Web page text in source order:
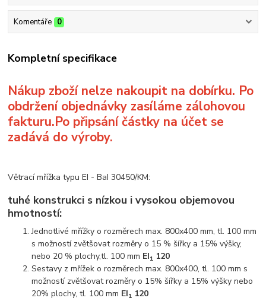
Komentáře 0
Kompletní specifikace
Nákup zboží nelze nakoupit na dobírku. Po
obdržení objednávky zasíláme zálohovou
fakturu.Po připsání částky na účet se
zadává do výroby.
Větrací mřížka typu EI - BaI 30450/KM:
tuhé konstrukci s nízkou i vysokou objemovou
hmotností:
Jednotlivé mřížky o rozměrech max. 800x400 mm, tl. 100 mm
s možností zvětšovat rozměry o 15 % šířky a 15% výšky,
nebo 20 % plochy,tl. 100 mm EI1 120
Sestavy z mřížek o rozměrech max. 800x400, tl. 100 mm s
možností zvětšovat rozměry o 15% šířky a 15% výšky nebo
20% plochy, tl. 100 mm EI1 120